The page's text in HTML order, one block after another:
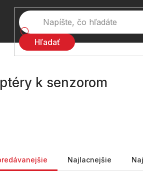
Hľadať
k senzorom
Najlacnejšie